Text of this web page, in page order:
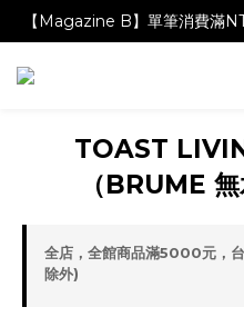
【Magazine B】單筆消費滿
【Magazine B】單筆消費滿
【林青那 carta 畫作】線上獨
TOAST
（BRUME
全店，全館商品滿5000元，
除外)